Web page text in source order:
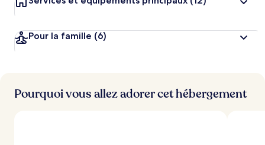
Pour la famille (6)
Pourquoi vous allez adorer cet hébergement